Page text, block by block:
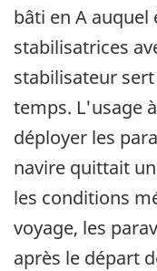
bâti en A auquel
stabilisatrices
stabilisateur
temps. L'usage
déployer les
navire quittait
les conditions
voyage, les
après le départ